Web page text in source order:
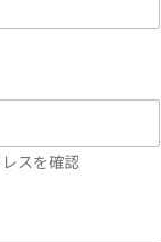
スを確認